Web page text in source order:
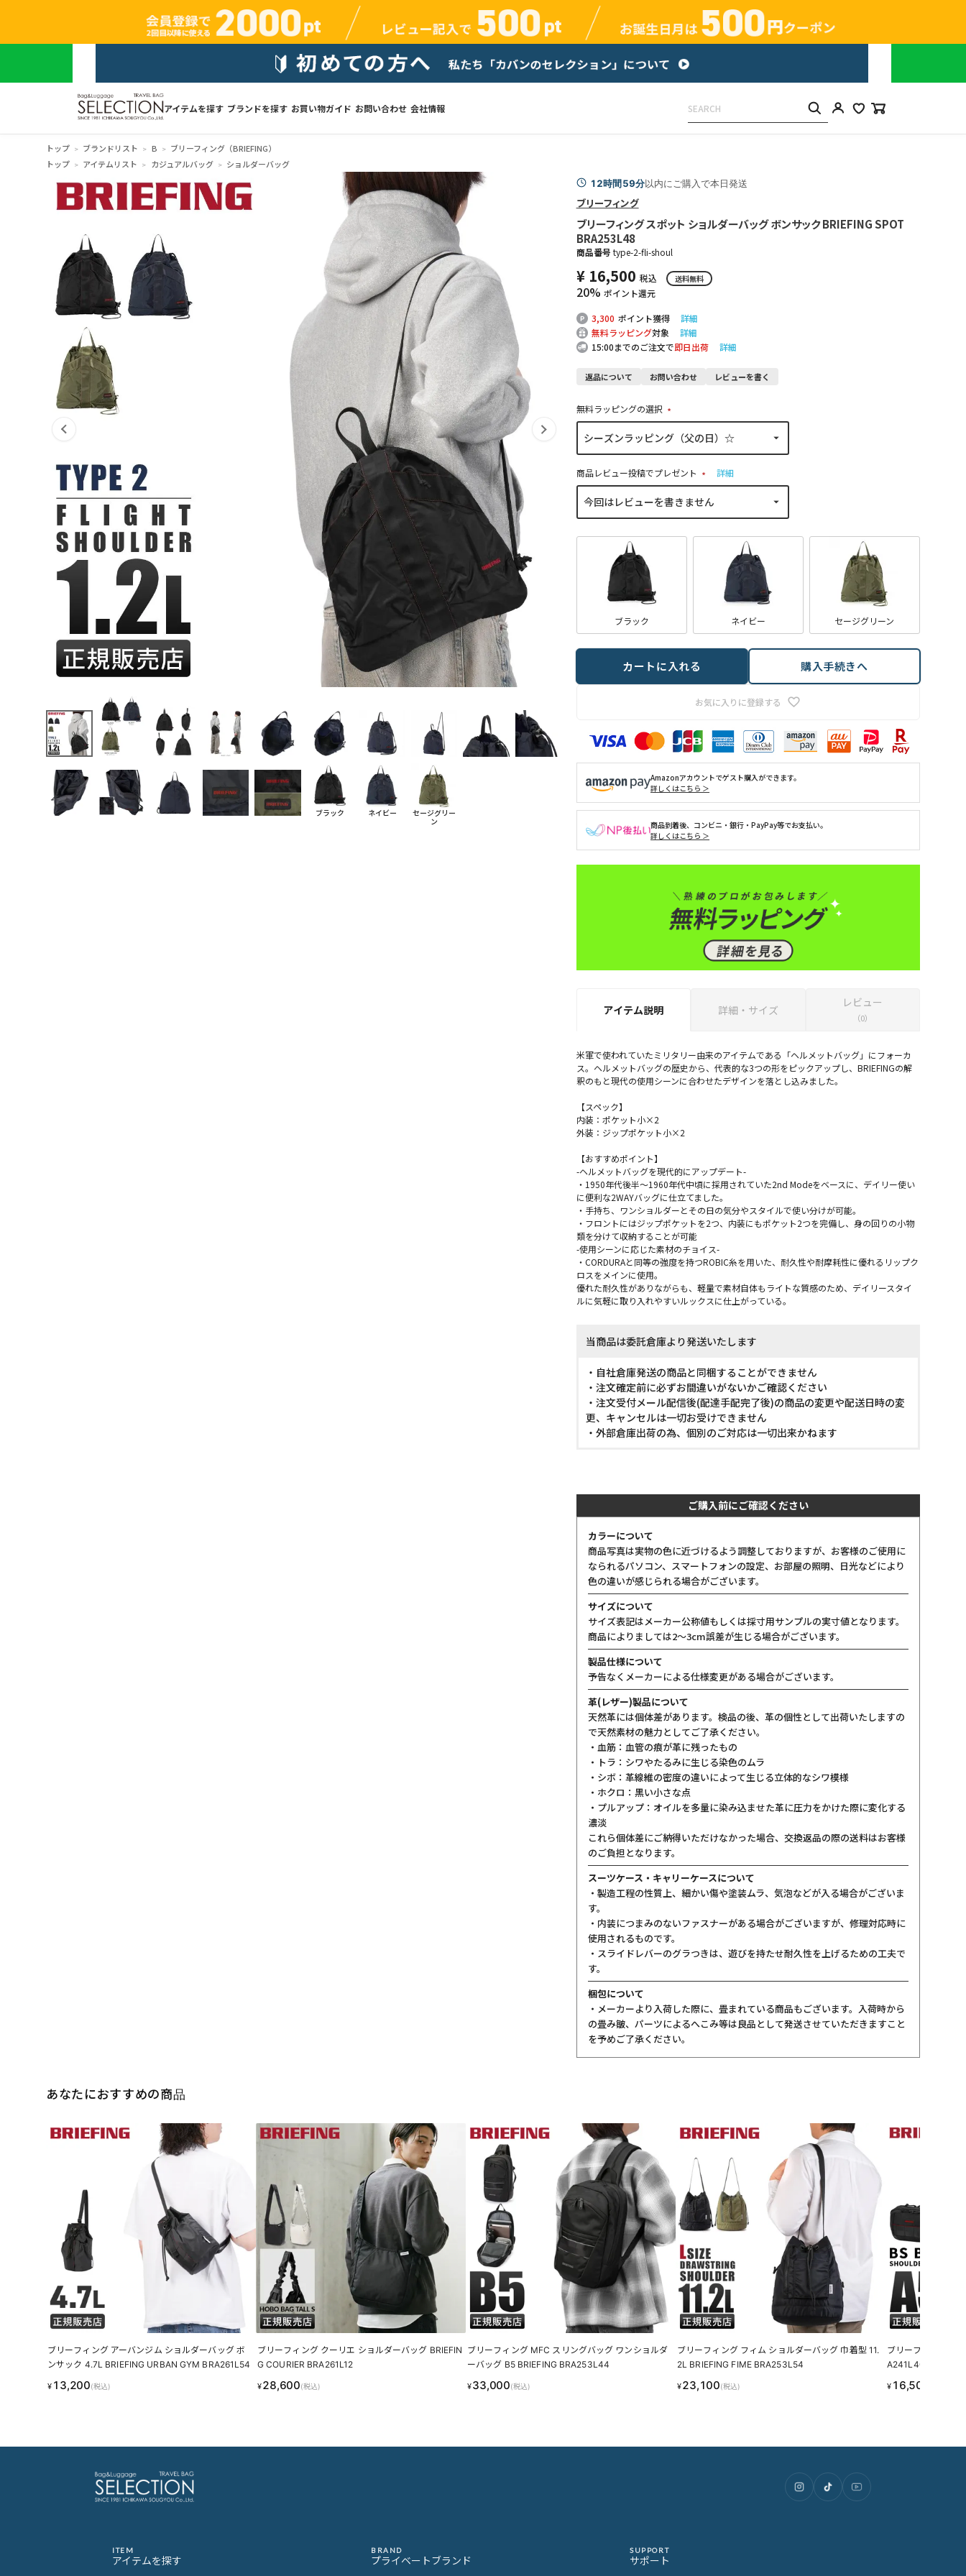
アイテムを探す ブランドを探す お買い物ガイド お問い合わせ 会社情報
トップ ブランドリスト B
ブリーフィング（BRIEFING）
トップ
アイテムリスト カジュアルバッグ ショルダーバッグ
ブラック ネイビー
セージグリー
ン
12時間59分以内にご購入で本日発送
ブリーフィング
ブリーフィング スポット ショルダーバッグ ボンサック BRIEFING SPOT
BRA253L48
商品番号 type-2-fli-shoul
¥ 16,500 税込 送料無料
20% ポイント還元
3,300 ポイント獲得
詳細
無料ラッピング対象
詳細
15:00までのご注文で即日出荷 詳細
返品について お問い合わせ レビューを書く
無料ラッピングの選択
(
必
)
商品レビュー投稿でプレゼント
(
必
)
詳細
ブラック ネイビー セージグリーン
お気に入りに登録する
カートに入れる 購入手続きへ
Amazonアカウントでゲスト購入ができます。
詳しくはこちら ＞
商品到着後、コンビニ・銀行・PayPay等でお支払い。
詳しくはこちら ＞
アイテム説明 詳細・サイズ
レビュー
（0）
米軍で使われていたミリタリー由来のアイテムである「ヘルメットバッグ」にフォーカ
ス。ヘルメットバッグの歴史から、代表的な3つの形をピックアップし、BRIEFINGの解
釈のもと現代の使用シーンに合わせたデザインを落とし込みました。
【スペック】
内装：ポケット小×2
外装：ジップポケット小×2
【おすすめポイント】
-ヘルメットバッグを現代的にアップデート-
・1950年代後半～1960年代中頃に採用されていた2nd Modeをベースに、デイリー使い
に便利な2WAYバッグに仕立てました。
・手持ち、ワンショルダーとその日の気分やスタイルで使い分けが可能。
・フロントにはジップポケットを2つ、内装にもポケット2つを完備し、身の回りの小物
類を分けて収納することが可能
-使用シーンに応じた素材のチョイス-
・CORDURAと同等の強度を持つROBIC糸を用いた、耐久性や耐摩耗性に優れるリップク
ロスをメインに使用。
優れた耐久性がありながらも、軽量で素材自体もライトな質感のため、デイリースタイ
ルに気軽に取り入れやすいルックスに仕上がっている。
当商品は委託倉庫より発送いたします
・自社倉庫発送の商品と同梱することができません
・注文確定前に必ずお間違いがないかご確認ください
・注文受付メール配信後(配達手配完了後)の商品の変更や配送日時の変
更、キャンセルは一切お受けできません
・外部倉庫出荷の為、個別のご対応は一切出来かねます
ご購入前にご確認ください
カラーについて
商品写真は実物の色に近づけるよう調整しておりますが、お客様のご使用に
なられるパソコン、スマートフォンの設定、お部屋の照明、日光などにより
色の違いが感じられる場合がございます。
サイズについて
サイズ表記はメーカー公称値もしくは採寸用サンプルの実寸値となります。
商品によりましては2〜3cm誤差が生じる場合がございます。
製品仕様について
予告なくメーカーによる仕様変更がある場合がございます。
革(レザー)製品について
天然革には個体差があります。検品の後、革の個性として出荷いたしますの
で天然素材の魅力としてご了承ください。
・血筋：血管の痕が革に残ったもの
・トラ：シワやたるみに生じる染色のムラ
・シボ：革線維の密度の違いによって生じる立体的なシワ模様
・ホクロ：黒い小さな点
・プルアップ：オイルを多量に染み込ませた革に圧力をかけた際に変化する
濃淡
これら個体差にご納得いただけなかった場合、交換返品の際の送料はお客様
のご負担となります。
スーツケース・キャリーケースについて
・製造工程の性質上、細かい傷や塗装ムラ、気泡などが入る場合がございま
す。
・内装につまみのないファスナーがある場合がございますが、修理対応時に
使用されるものです。
・スライドレバーのグラつきは、遊びを持たせ耐久性を上げるための工夫で
す。
梱包について
・メーカーより入荷した際に、畳まれている商品もございます。入荷時から
の畳み皺、パーツによるへこみ等は良品として発送させていただきますこと
を予めご了承ください。
あなたにおすすめの商品
ブリーフィング アーバンジム ショルダーバッグ ボ
ンサック 4.7L BRIEFING URBAN GYM BRA261L54
¥ 13,200(税込)
ブリーフィング クーリエ ショルダーバッグ BRIEFIN
G COURIER BRA261L12
¥28,600(税込)
ブリーフィング MFC スリングバッグ ワンショルダ
ーバッグ B5 BRIEFING BRA253L44
¥33,000(税込)
ブリーフィング フィム ショルダーバッグ 巾着型 11.
2L BRIEFING FIME BRA253L54
¥23,100(税込)
ブリーフィング シ
A241L40
¥ 16,500
ITEM
アイテムを探す
BRAND
プライベートブランド
SUPPORT
サポート